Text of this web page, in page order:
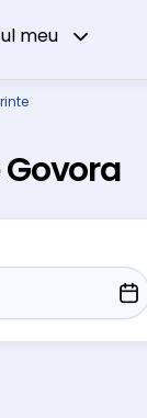
meu